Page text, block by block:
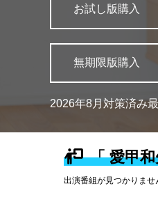
お試し版購入
無期限版購入
2026年8月対策済み最
「 愛甲
出演番組が見つかりませ